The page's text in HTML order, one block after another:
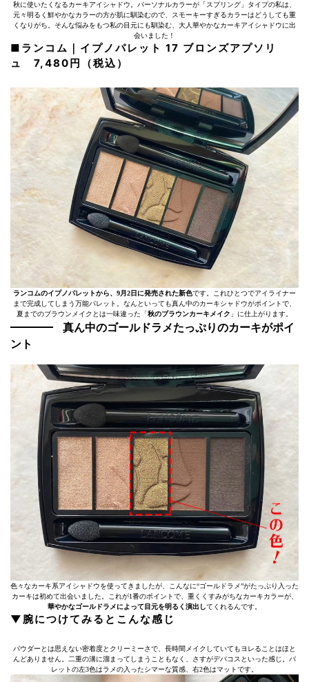
秋に使いたくなるカーキアイシャドウ。パーソナルカラーが「スプリング」タイプの私は、
元々明るく鮮やかなカラーの方が肌に馴染むので、スモーキーすぎるカラーはどうしても重
くなりがち。そんな悩みをもつ私の目元にも馴染む、大人華やかなカーキアイシャドウに出
会いました！
■ランコム｜イプノパレット 17 ブロンズアプソリ
ュ 7,480円（税込）
ランコムのイプノパレットから、9月2日に発売された新色です。これひとつでアイライナー
まで完成してしまう万能パレット。なんといっても真ん中のカーキシャドウがポイントで、
夏までのブラウンメイクとは一味違った「秋のブラウンカーキメイク 」に仕上がります。
真ん中のゴールドラメたっぷりのカーキがポイ
ント
色々なカーキ系アイシャドウを使ってきましたが、こんなに“ゴールドラメ”がたっぷり入った
カーキは初めて出会いました。これが1番のポイントで、重くくすみがちなカーキカラーが、
華やかなゴールドラメによって目元を明るく演出してくれるんです。
▼腕につけてみるとこんな感じ
パウダーとは思えない密着度とクリーミーさで、長時間メイクしていてもヨレることはほと
んどありません。二重の溝に溜まってしまうこともなく、さすがデパコスといった感じ。パ
レットの左3色はラメの入ったシマーな質感、右2色はマットです。